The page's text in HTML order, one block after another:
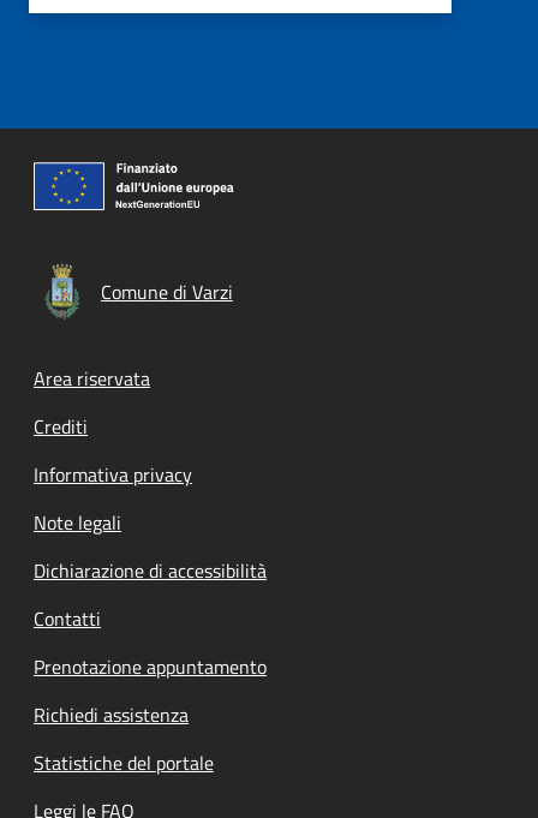
Comune di Varzi
Footer menu
Area riservata
Crediti
Informativa privacy
Note legali
Dichiarazione di accessibilità
Contatti
Prenotazione appuntamento
Richiedi assistenza
Statistiche del portale
Leggi le FAQ